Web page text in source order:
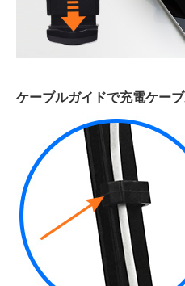
ケーブルガイドで充電ケー